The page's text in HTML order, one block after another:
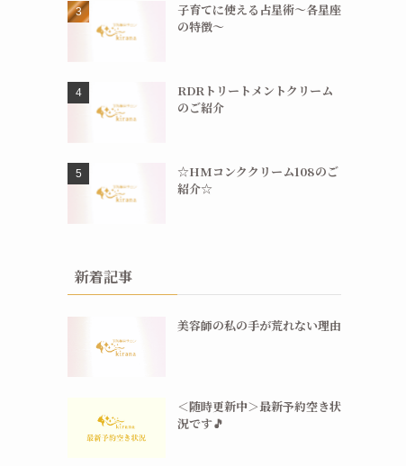
子育てに使える占星術〜各星座
の特徴〜
RDRトリートメントクリーム
のご紹介
☆HMコンククリーム108のご
紹介☆
新着記事
美容師の私の手が荒れない理由
＜随時更新中＞最新予約空き状
況です🎵